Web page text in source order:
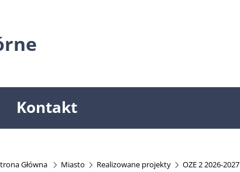
Kontakt
Główna Miasto Realizowane projekty OZE 2 2026-2027